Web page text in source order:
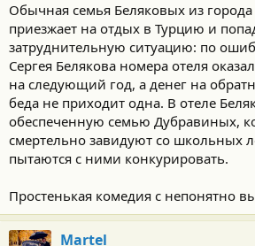
Обычная семья Беляковых из города
приезжает на отдых в Турцию и
затруднительную ситуацию: по
Сергея Белякова номера отеля
на следующий год, а денег на
беда не приходит одна. В отеле
обеспеченную семью Дубравиных,
смертельно завидуют со школьных
пытаются с ними конкурировать.
Простенькая комедия с непонятно
Martel